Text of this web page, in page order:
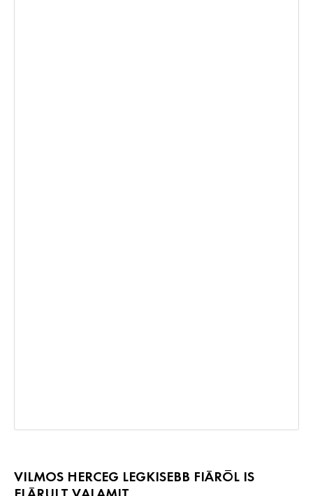
VILMOS HERCEG LEGKISEBB FIÁRÓL IS